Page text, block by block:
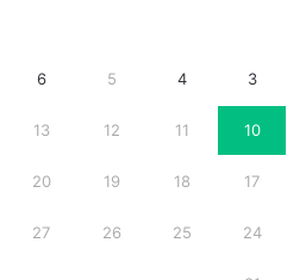
3
4
5
6
10
11
12
13
17
18
19
20
24
25
26
27